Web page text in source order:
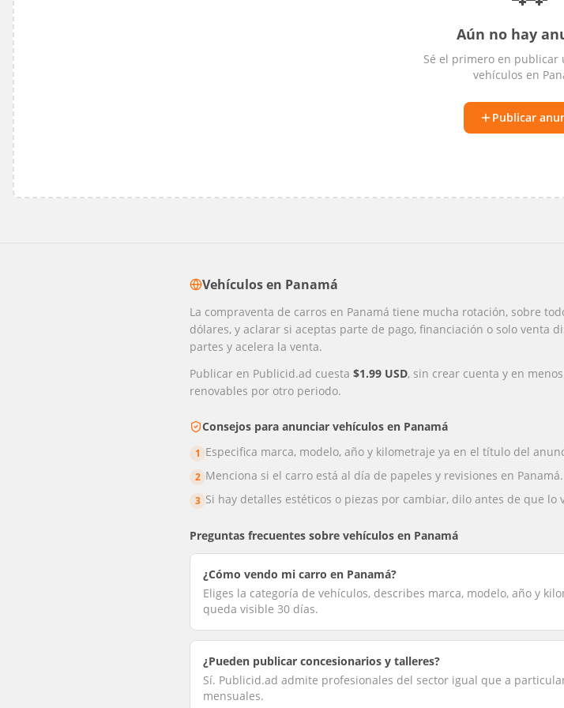
Aún no hay
Sé el primero en publicar
vehículos en
Publicar
Vehículosen Panamá
La compraventa de carros en Panamá tiene mucha rotación, sobre
dólares, y aclarar si aceptas parte de pago, financiación o solo venta
partes y acelera la venta.
Publicar en Publicid.ad cuesta $1.99 USD, sin crear cuenta y en
renovables por otro periodo.
Consejos para anunciar vehículos en Panamá
1 Especifica marca, modelo, año y kilometraje ya en el título del
2 Menciona si el carro está al día de papeles y revisiones en Panamá.
3 Si hay detalles estéticos o piezas por cambiar, dilo antes de que lo
Preguntas frecuentes sobre vehículos en Panamá
¿Cómo vendo mi carro en Panamá?
Eliges la categoría de vehículos, describes marca, modelo, año y
queda visible 30 días.
¿Pueden publicar concesionarios y talleres?
Sí. Publicid.ad admite profesionales del sector igual que a
mensuales.